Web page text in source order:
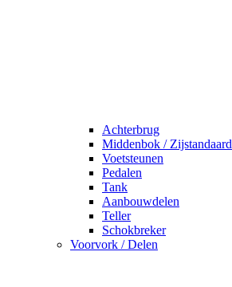
Achterbrug
Middenbok / Zijstandaard
Voetsteunen
Pedalen
Tank
Aanbouwdelen
Teller
Schokbreker
Voorvork / Delen